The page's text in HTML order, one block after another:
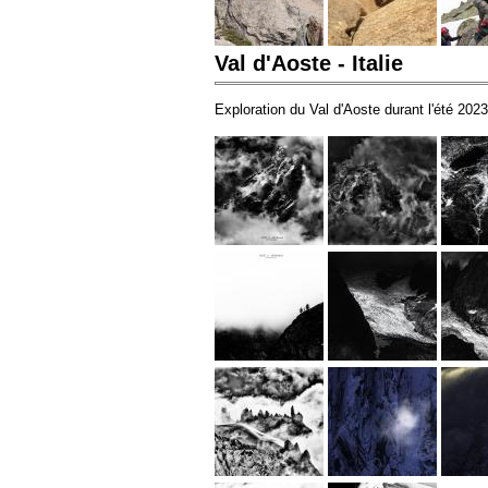
Val d'Aoste - Italie
Exploration du Val d'Aoste durant l'été